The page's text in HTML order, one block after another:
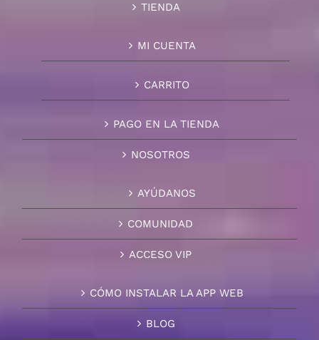
TIENDA
MI CUENTA
CARRITO
PAGO EN LA TIENDA
NOSOTROS
AYÚDANOS
COMUNIDAD
ACCESO VIP
CÓMO INSTALAR LA APP WEB
BLOG